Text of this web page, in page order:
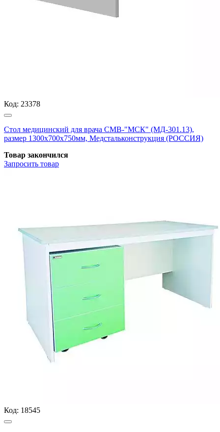
Код: 23378
Стол медицинский для врача СМВ-"МСК" (МД-301.13),
размер 1300х700х750мм, Медстальконструкция (РОССИЯ)
Товар закончился
Запросить товар
Код: 18545